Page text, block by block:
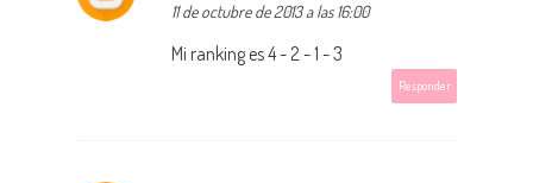
11 de octubre de 2013 a las 16:00
Mi ranking es 4 - 2 - 1 - 3
Responder